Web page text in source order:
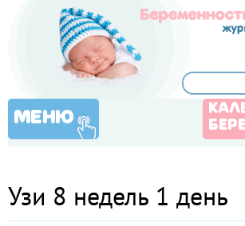
МЕНЮ
Узи 8 недель 1 день